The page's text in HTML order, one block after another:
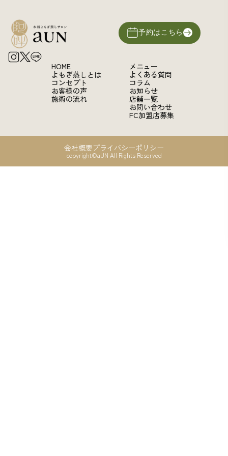
HOME
よもぎ蒸しとは
コンセプト
お客様の声
施術の流れ
メニュー
よくある質問
コラム
お知らせ
店舗一覧
お問い合わせ
FC加盟店募集
予約はこちら
会社概要プライバシーポリシー
copyright©aUN All Rights Reserved